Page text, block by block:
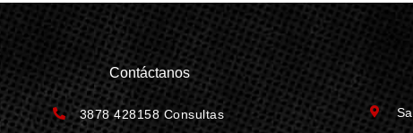
Contáctanos
3878 428158 Consultas